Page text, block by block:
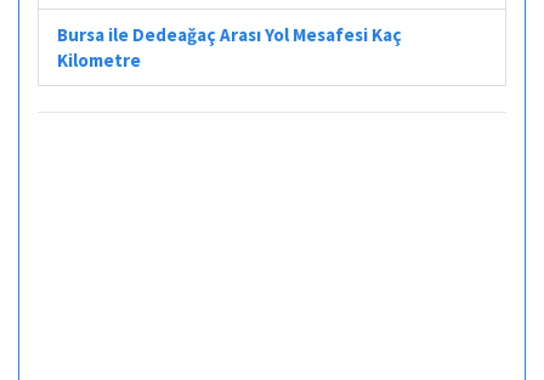
Bursa ile Dedeağaç Arası Yol Mesafesi Kaç
Kilometre